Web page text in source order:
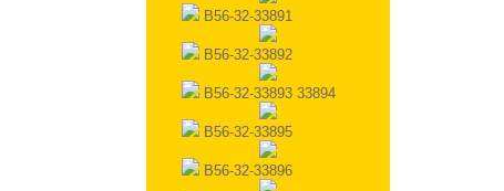
B56-32-33891
B56-32-33892
B56-32-33893 33894
B56-32-33895
B56-32-33896